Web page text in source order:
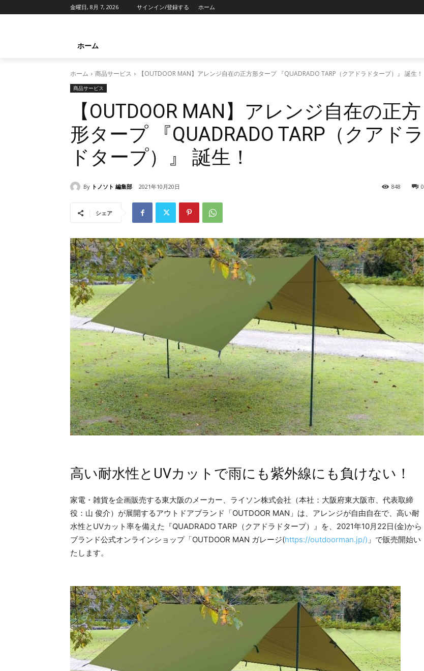
金曜日, 8月 7, 2026 サインイン/登録する ホーム
ホーム
ホーム 商品サービス 【OUTDOOR MAN】アレンジ自在の正方形タープ 『QUADRADO TARP（クアドラドタープ）』 誕生！
商品サービス
【OUTDOOR MAN】アレンジ自在の正方
形タープ 『QUADRADO TARP（クアドラ
ドタープ）』 誕生！
By トノソト 編集部 2021年10月20日 0
848
シェア
高い耐水性とUVカットで雨にも紫外線にも負けない！
家電・雑貨を企画販売する東大阪のメーカー、ライソン株式会社（本社：大阪府東大阪市、代表取締
役：山 俊介）が展開するアウトドアブランド「OUTDOOR MAN」は、アレンジが自由自在で、高い耐
水性とUVカット率を備えた『QUADRADO TARP（クアドラドタープ）』を、2021年10月22日(金)から
ブランド公式オンラインショップ「OUTDOOR MAN ガレージ(https://outdoorman.jp/) 」で販売開始い
たします。